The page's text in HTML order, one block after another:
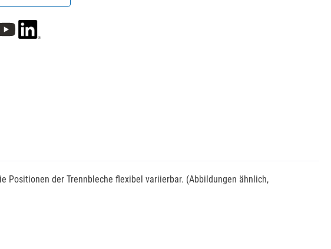
Positionen der Trennbleche flexibel variierbar. (Abbildungen ähnlich,